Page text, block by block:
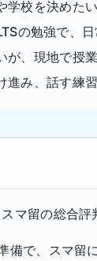
学校を決めた
の勉強で、
が、現地で授
進み、話す練
マ留の総合評
備で、スマ留